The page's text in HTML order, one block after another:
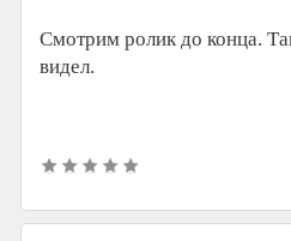
Смотрим ролик до конца.
видел.